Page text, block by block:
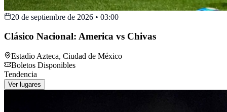
20 de septiembre de 2026 • 03:00
Clásico Nacional: America vs Chivas
Estadio Azteca, Ciudad de México
Boletos Disponibles
Tendencia
Ver lugares